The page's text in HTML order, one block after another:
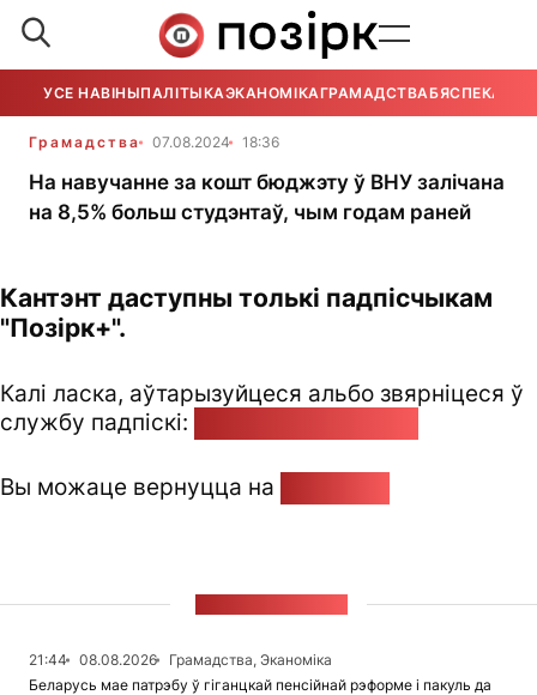
УСЕ НАВІНЫПАЛІТЫКАЭКАНОМІКАГРАМАДСТВАБЯСПЕКА
Грамадства 07.08.2024 18:36
На навучанне за кошт бюджэту ў ВНУ залічана
на 8,5% больш студэнтаў, чым годам раней
Кантэнт даступны толькі падпісчыкам
"Позірк+".
Калі ласка, аўтарызуйцеся альбо звярніцеся ў
службу падпіскі:
Вы можаце вернуцца на
21:44 08.08.2026
Грамадства, Эканоміка
Беларусь мае патрэбу ў гіганцкай пенсійнай рэформе і пакуль да